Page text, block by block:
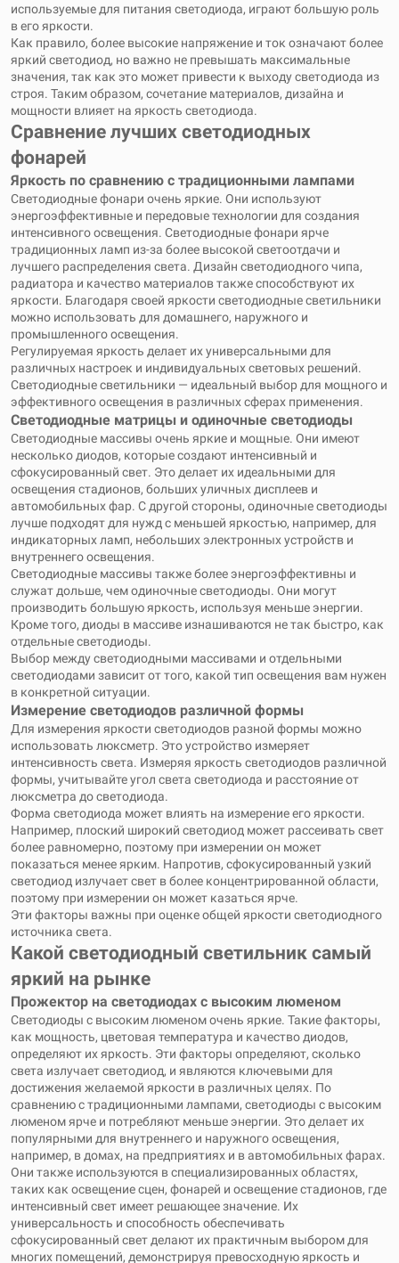
используемые для питания светодиода, играют большую роль
в его яркости.
Как правило, более высокие напряжение и ток означают более
яркий светодиод, но важно не превышать максимальные
значения, так как это может привести к выходу светодиода из
строя. Таким образом, сочетание материалов, дизайна и
мощности влияет на яркость светодиода.
Сравнение лучших светодиодных
фонарей
Яркость по сравнению с традиционными лампами
Светодиодные фонари очень яркие. Они используют
энергоэффективные и передовые технологии для создания
интенсивного освещения. Светодиодные фонари ярче
традиционных ламп из-за более высокой светоотдачи и
лучшего распределения света. Дизайн светодиодного чипа,
радиатора и качество материалов также способствуют их
яркости. Благодаря своей яркости светодиодные светильники
можно использовать для домашнего, наружного и
промышленного освещения.
Регулируемая яркость делает их универсальными для
различных настроек и индивидуальных световых решений.
Светодиодные светильники — идеальный выбор для мощного и
эффективного освещения в различных сферах применения.
Светодиодные матрицы и одиночные светодиоды
Светодиодные массивы очень яркие и мощные. Они имеют
несколько диодов, которые создают интенсивный и
сфокусированный свет. Это делает их идеальными для
освещения стадионов, больших уличных дисплеев и
автомобильных фар. С другой стороны, одиночные светодиоды
лучше подходят для нужд с меньшей яркостью, например, для
индикаторных ламп, небольших электронных устройств и
внутреннего освещения.
Светодиодные массивы также более энергоэффективны и
служат дольше, чем одиночные светодиоды. Они могут
производить большую яркость, используя меньше энергии.
Кроме того, диоды в массиве изнашиваются не так быстро, как
отдельные светодиоды.
Выбор между светодиодными массивами и отдельными
светодиодами зависит от того, какой тип освещения вам нужен
в конкретной ситуации.
Измерение светодиодов различной формы
Для измерения яркости светодиодов разной формы можно
использовать люксметр. Это устройство измеряет
интенсивность света. Измеряя яркость светодиодов различной
формы, учитывайте угол света светодиода и расстояние от
люксметра до светодиода.
Форма светодиода может влиять на измерение его яркости.
Например, плоский широкий светодиод может рассеивать свет
более равномерно, поэтому при измерении он может
показаться менее ярким. Напротив, сфокусированный узкий
светодиод излучает свет в более концентрированной области,
поэтому при измерении он может казаться ярче.
Эти факторы важны при оценке общей яркости светодиодного
источника света.
Какой светодиодный светильник самый
яркий на рынке
Прожектор на светодиодах с высоким люменом
Светодиоды с высоким люменом очень яркие. Такие факторы,
как мощность, цветовая температура и качество диодов,
определяют их яркость. Эти факторы определяют, сколько
света излучает светодиод, и являются ключевыми для
достижения желаемой яркости в различных целях. По
сравнению с традиционными лампами, светодиоды с высоким
люменом ярче и потребляют меньше энергии. Это делает их
популярными для внутреннего и наружного освещения,
например, в домах, на предприятиях и в автомобильных фарах.
Они также используются в специализированных областях,
таких как освещение сцен, фонарей и освещение стадионов, где
интенсивный свет имеет решающее значение. Их
универсальность и способность обеспечивать
сфокусированный свет делают их практичным выбором для
многих помещений, демонстрируя превосходную яркость и